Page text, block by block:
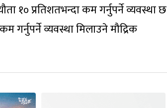
१० प्रतिशतभन्दा कम गर्नुपर्ने व्यवस्था छ
गर्नुपर्ने व्यवस्था मिलाउने मौद्रिक